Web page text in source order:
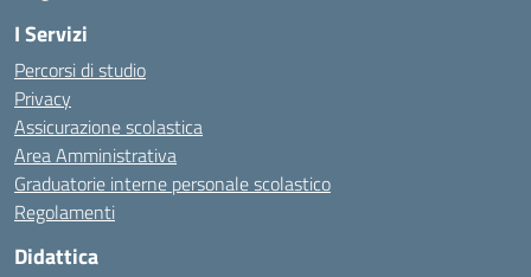
I Servizi
Percorsi di studio
Privacy
Assicurazione scolastica
Area Amministrativa
Graduatorie interne personale scolastico
Regolamenti
Didattica